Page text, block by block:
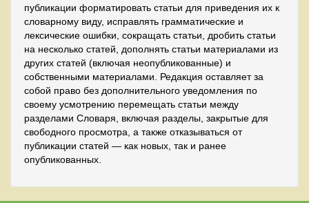
публикации форматировать статьи для приведения их к
словарному виду, исправлять грамматические и
лексические ошибки, сокращать статьи, дробить статьи
на несколько статей, дополнять статьи материалами из
других статей (включая неопубликованные) и
собственными материалами. Редакция оставляет за
собой право без дополнительного уведомления по
своему усмотрению перемещать статьи между
разделами Словаря, включая разделы, закрытые для
свободного просмотра, а также отказываться от
публикации статей — как новых, так и ранее
опубликованных.